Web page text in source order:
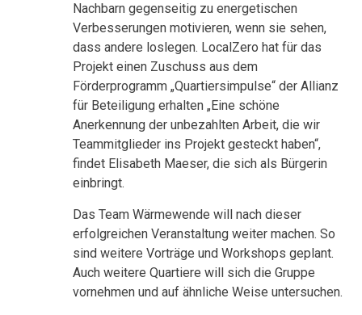
Nachbarn gegenseitig zu energetischen
Verbesserungen motivieren, wenn sie sehen,
dass andere loslegen. LocalZero hat für das
Projekt einen Zuschuss aus dem
Förderprogramm „Quartiersimpulse“ der Allianz
für Beteiligung erhalten „Eine schöne
Anerkennung der unbezahlten Arbeit, die wir
Teammitglieder ins Projekt gesteckt haben“,
findet Elisabeth Maeser, die sich als Bürgerin
einbringt.
Das Team Wärmewende will nach dieser
erfolgreichen Veranstaltung weiter machen. So
sind weitere Vorträge und Workshops geplant.
Auch weitere Quartiere will sich die Gruppe
vornehmen und auf ähnliche Weise untersuchen.